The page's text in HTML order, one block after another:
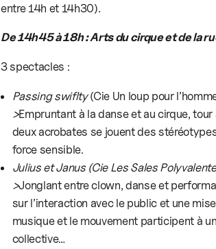
entre 14h et 14h30).
De 14h45 à 18h : Arts du cirque et de la
3 spectacles :
Passing swiflty(Cie Un loup pour
>Empruntant à la danse et au cirque,
deux acrobates se jouent des
force sensible.
Julius et Janus (Cie Les Sales
>Jonglant entre clown, danse et
sur l’interaction avec le public et une
musique et le mouvement participent à
collective…